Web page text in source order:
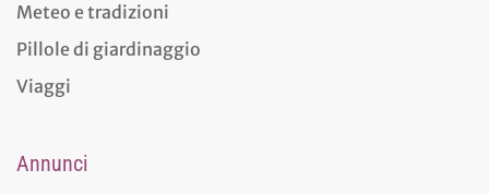
Meteo e tradizioni
Pillole di giardinaggio
Viaggi
Annunci